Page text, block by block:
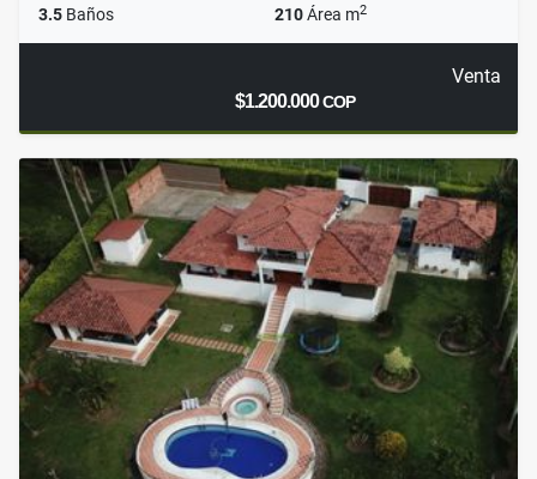
3.5 Baños 210Área m2
Venta
$1.200.000COP